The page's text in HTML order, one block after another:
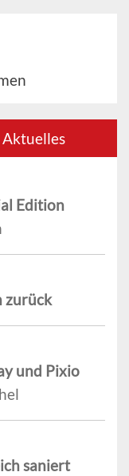
Aktuelles
Edition
zurück
und Pixio
saniert